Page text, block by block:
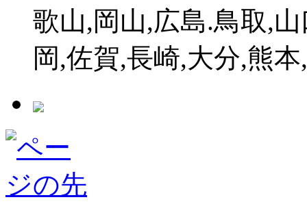
歌山,岡山,広島.鳥取,
岡,佐賀,長崎,大分,熊